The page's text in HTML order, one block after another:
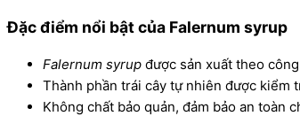
Đặc điểm nổi bật của Falernum syrup
Falernum syrup được sản xuất theo
Thành phần trái cây tự nhiên được kiểm
Không chất bảo quản, đảm bảo an toàn